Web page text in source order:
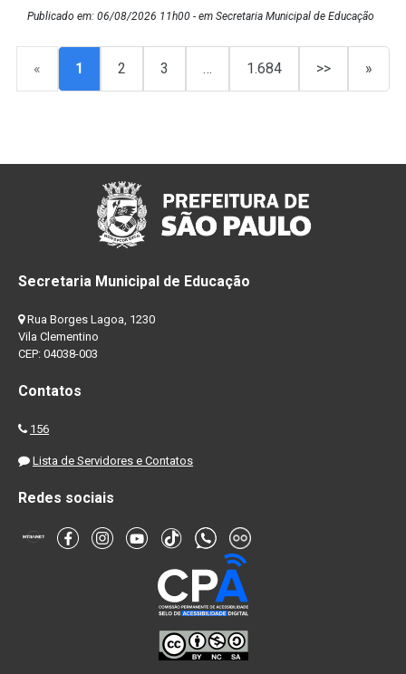
Publicado em: 06/08/2026 11h00 - em Secretaria Municipal de Educação
« 1 2 3 … 1.684 >> »
Secretaria Municipal de Educação
Rua Borges Lagoa, 1230
Vila Clementino
CEP: 04038-003
Contatos
156
Lista de Servidores e Contatos
Redes sociais